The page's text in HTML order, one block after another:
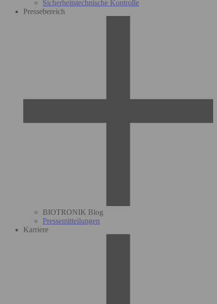
Sicherheitstechnische Kontrolle
Pressebereich
BIOTRONIK Blog
Pressemitteilungen
Karriere